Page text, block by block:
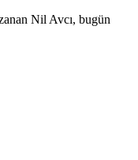
Nil Avcı, bugün